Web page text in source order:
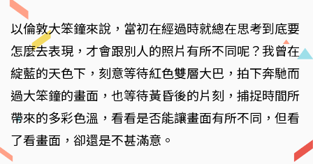
以倫敦大笨鐘來說，當初在經過時就總在思考到底要
怎麼去表現，才會跟別人的照片有所不同呢？我曾在
綻藍的天色下，刻意等待紅色雙層大巴，拍下奔馳而
過大笨鐘的畫面，也等待黃昏後的片刻，捕捉時間所
帶來的多彩色溫，看看是否能讓畫面有所不同，但看
了看畫面，卻還是不甚滿意。